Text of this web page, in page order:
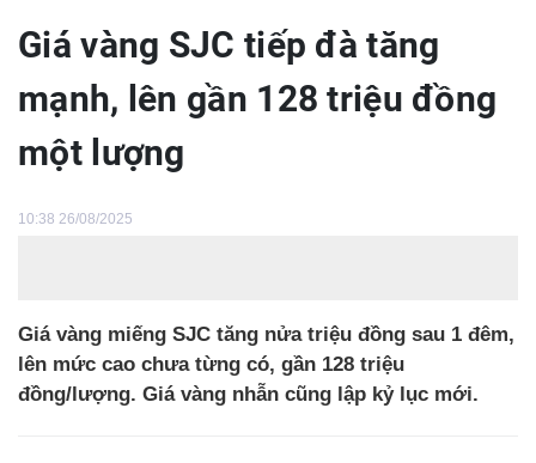
Giá vàng SJC tiếp đà tăng
mạnh, lên gần 128 triệu đồng
một lượng
10:38 26/08/2025
Giá vàng miếng SJC tăng nửa triệu đồng sau 1 đêm,
lên mức cao chưa từng có, gần 128 triệu
đồng/lượng. Giá vàng nhẫn cũng lập kỷ lục mới.